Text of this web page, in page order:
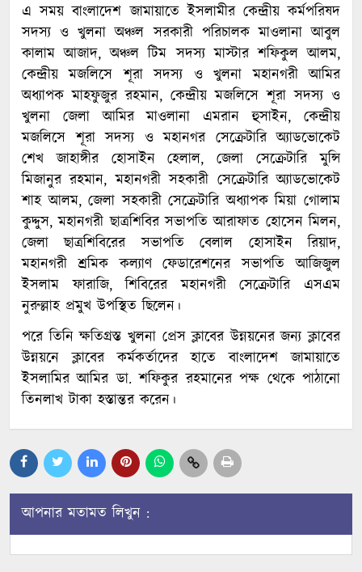
এ সময় বাংলাদেশ জামায়াতে ইসলামীর কেন্দ্রীয় কর্মপরিষদ
সদস্য ও খুলনা অঞ্চল সরকারী পরিচালক মাওলানা আবুল
কালাম আজাদ, অঞ্চল টিম সদস্য মাস্টার শফিকুল আলম,
কেন্দ্রীয় মজলিসে শূরা সদস্য ও খুলনা মহানগরী আমির
অধ্যাপক মাহফুজুর রহমান, কেন্দ্রীয় মজলিসে শূরা সদস্য ও
খুলনা জেলা আমির মাওলানা এমরান হুসাইন, কেন্দ্রীয়
মজলিসে শূরা সদস্য ও মহানগর সেক্রেটারি অ্যাডভোকেট
শেখ জাহাঙ্গীর হোসাইন হেলাল, জেলা সেক্রেটারি মুন্সি
মিজানুর রহমান, মহানগরী সহকারী সেক্রেটারি অ্যাডভোকেট
শাহ আলম, জেলা সহকারী সেক্রেটারি অধ্যাপক মিয়া গোলাম
কুদ্দুস, মহানগরী ছাত্রশিবির সভাপতি আরাফাত হোসেন মিলন,
জেলা ছাত্রশিবিরের সভাপতি বেলাল হোসাইন রিয়াদ,
মহানগরী শ্রমিক কল্যাণ ফেডারেশনের সভাপতি আজিজুল
ইসলাম ফারাজি, শিবিরের মহানগরী সেক্রেটারি এসএম
নুরুল্লাহ প্রমুখ উপস্থিত ছিলেন।
পরে তিনি ক্ষতিগ্রস্ত খুলনা প্রেস ক্লাবের উন্নয়নের জন্য ক্লাবের
উন্নয়নে ক্লাবের কর্মকর্তাদের হাতে বাংলাদেশ জামায়াতে
ইসলামির আমির ডা. শফিকুর রহমানের পক্ষ থেকে পাঠানো
তিনলাখ টাকা হস্তান্তর করেন।
আপনার মতামত লিখুন :